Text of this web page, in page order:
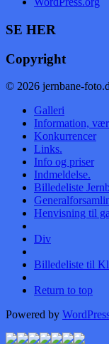
SE HER
Copyright
© 2026 jernbane-
Galleri
Information,
Konkurrencer
Links.
Info og priser
Indmeldelse.
Billedeliste
Henvisning til
Div
Billedeliste til
Return to top
Powered by